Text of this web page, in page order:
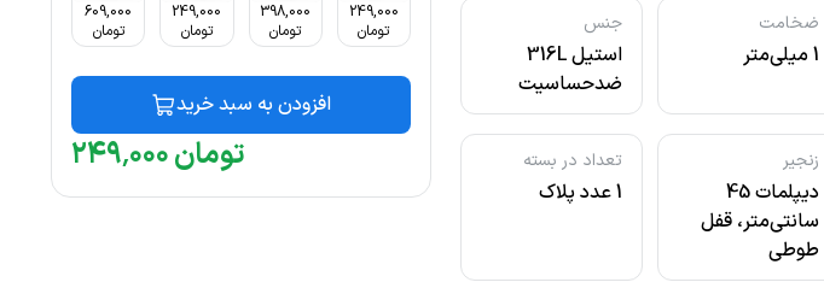
ضخامت
1 میلی‌متر
جنس
استیل 316L
ضدحساسیت
زنجیر
دیپلمات 45
سانتی‌متر، قفل
طوطی
تعداد در بسته
1 عدد پلاک
249,000
تومان
398,000
تومان
249,000
تومان
609,000
تومان
افزودن به سبد خرید
۲۴۹٬۰۰۰تومان